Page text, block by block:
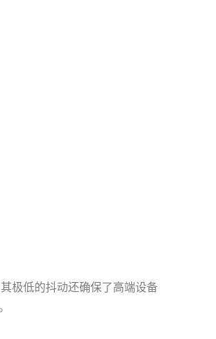
极低的抖动还确保了高端设备